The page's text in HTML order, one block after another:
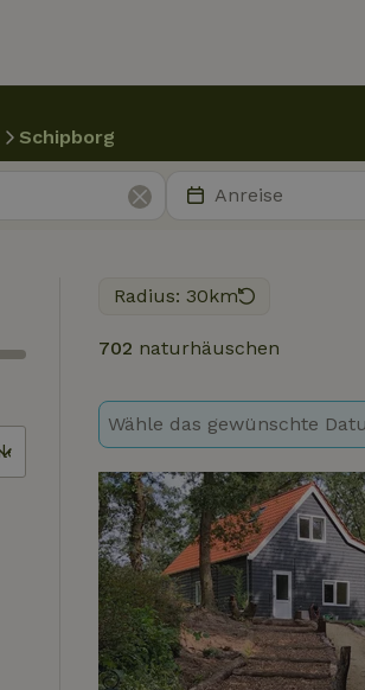
Schipborg
Radius: 30km
702 naturhäuschen
Wähle das gewünschte